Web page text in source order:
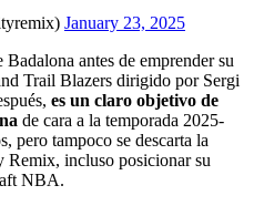
January 23, 2025
antes de emprender su
Trail Blazers dirigido por Sergi
es un claro objetivo de
de cara a la temporada 2025-
pero tampoco se descarta la
Remix, incluso posicionar su
NBA.